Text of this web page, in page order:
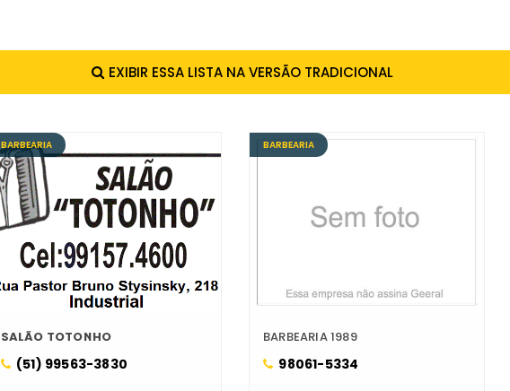
EXIBIR ESSA LISTA NA VERSÃO TRADICIONAL
BARBEARIA
SALÃO TOTONHO
(51) 99563-3830
BARBEARIA
BARBEARIA 1989
98061-5334